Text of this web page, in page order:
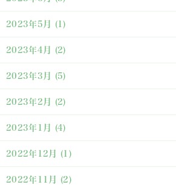
2023年5月 (1)
2023年4月 (2)
2023年3月 (5)
2023年2月 (2)
2023年1月 (4)
2022年12月 (1)
2022年11月 (2)